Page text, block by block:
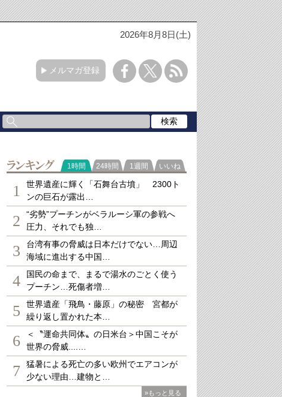
2026年8月8日(土)
メルマガ登録
ランキング
1時間 24時間 1週間 いいね
1
世界遺産に輝く「石舞台古墳」 2300ト
ンの巨石が露出…
2
“劣勢”プーチンがベラルーシ軍の参戦へ
圧力、それでも独…
3
台湾有事の脅威は日本だけでない…周辺
海域に進出する中国…
4
国民の命まで、まるで湯水のごとく使う
プーチン…死傷者増…
5
世界遺産「飛鳥・藤原」の秘密 宮都が
繰り返し置かれた本…
6
＜〝運命共同体〟の日米台＞中国こそが
世界の脅威....…
7
猛暑による死亡の多い欧州でエアコンが
少ない理由…建物と…
»もっと見る